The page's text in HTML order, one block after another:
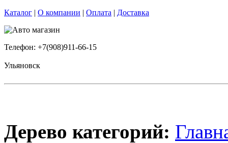
Каталог | О компании | Оплата | Доставка
Телефон: +7(908)911-66-15
Ульяновск
Дерево категорий: